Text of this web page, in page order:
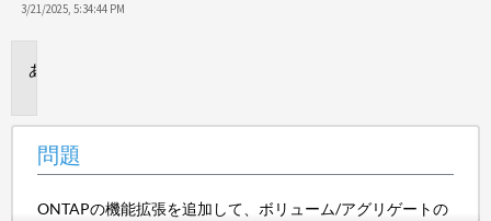
3/21/2025, 5:34:44 PM
問題
ONTAPの機能拡張を追加して、ボリューム/アグリゲートの